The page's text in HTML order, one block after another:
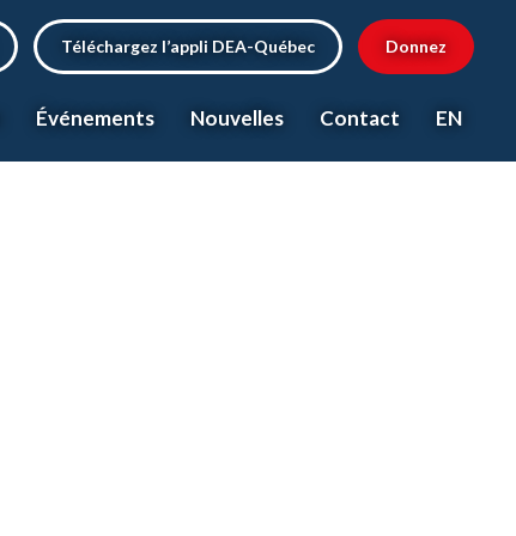
Téléchargez l’appli DEA-Québec Donnez
Événements Nouvelles Contact EN